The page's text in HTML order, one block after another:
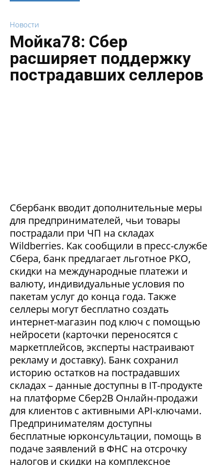
Новости
Мойка78: Сбер
расширяет поддержку
пострадавших селлеров
Сбербанк вводит дополнительные меры
для предпринимателей, чьи товары
пострадали при ЧП на складах
Wildberries. Как сообщили в пресс-службе
Сбера, банк предлагает льготное РКО,
скидки на международные платежи и
валюту, индивидуальные условия по
пакетам услуг до конца года. Также
селлеры могут бесплатно создать
интернет-магазин под ключ с помощью
нейросети (карточки переносятся с
маркетплейсов, эксперты настраивают
рекламу и доставку). Банк сохранил
историю остатков на пострадавших
складах – данные доступны в IT-продукте
на платформе Сбер2В Онлайн-продажи
для клиентов с активными API-ключами.
Предпринимателям доступны
бесплатные юрконсультации, помощь в
подаче заявлений в ФНС на отсрочку
налогов и скидки на комплексное